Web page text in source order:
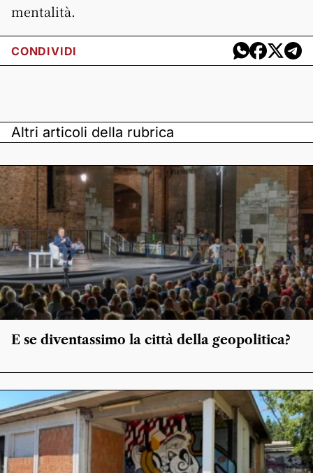
mentalità.
CONDIVIDI
Altri articoli della rubrica
E se diventassimo la città della geopolitica?